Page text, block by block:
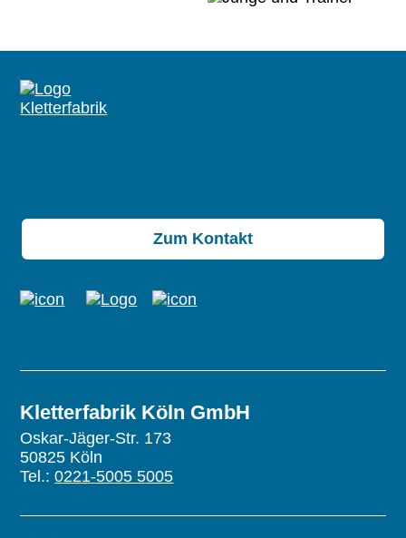
Zum Kontakt
Kletterfabrik Köln GmbH
Oskar-Jäger-Str. 173
50825 Köln
Tel.:0221-5005 5005